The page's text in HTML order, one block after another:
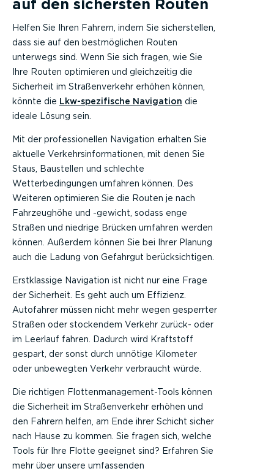
auf den sichersten Routen
Helfen Sie Ihren Fahrern, indem Sie sicherstellen,
dass sie auf den bestmöglichen Routen
unterwegs sind. Wenn Sie sich fragen, wie Sie
Ihre Routen optimieren und gleichzeitig die
Sicherheit im Straßenverkehr erhöhen können,
könnte die Lkw-spezifische Navigation die
ideale Lösung sein.
Mit der professionellen Navigation erhalten Sie
aktuelle Verkehrsinformationen, mit denen Sie
Staus, Baustellen und schlechte
Wetterbedingungen umfahren können. Des
Weiteren optimieren Sie die Routen je nach
Fahrzeughöhe und -gewicht, sodass enge
Straßen und niedrige Brücken umfahren werden
können. Außerdem können Sie bei Ihrer Planung
auch die Ladung von Gefahrgut berücksichtigen.
Erstklassige Navigation ist nicht nur eine Frage
der Sicherheit. Es geht auch um Effizienz.
Autofahrer müssen nicht mehr wegen gesperrter
Straßen oder stockendem Verkehr zurück- oder
im Leerlauf fahren. Dadurch wird Kraftstoff
gespart, der sonst durch unnötige Kilometer
oder unbewegten Verkehr verbraucht würde.
Die richtigen Flottenmanagement-Tools können
die Sicherheit im Straßenverkehr erhöhen und
den Fahrern helfen, am Ende ihrer Schicht sicher
nach Hause zu kommen. Sie fragen sich, welche
Tools für Ihre Flotte geeignet sind? Erfahren Sie
mehr über unsere umfassenden